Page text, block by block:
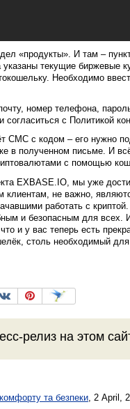
«продукты». И там –
указаны текущие биржевые
Необходимо
номер телефона,
согласиться с Политикой
СМС с кодом – его нужно
в полученном письме. И
с помощью
EXBASE.IO, мы уже
клиентам, не важно,
работать с
и безопасным для всех.
и у вас теперь есть
столь необходимый
релизна этом
та безпеки, 2 April,